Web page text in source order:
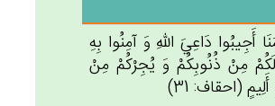
أَجِيبُوا دَاعِي‌َ الله‌ِ وَ آمِنُوا بِه‌ِ
مِنْ‌ ذُنُوبِكُم‌ْ وَ يُجِرْكُمْ‌ مِن‌ْ
(احقاف: 31)